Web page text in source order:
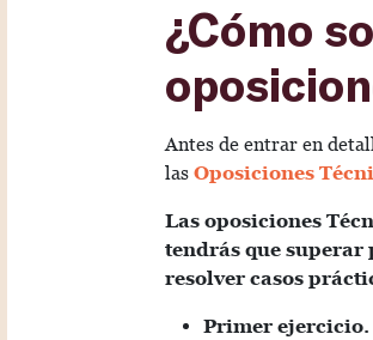
¿Cómo
Antes de entrar en
las Oposiciones
Las oposiciones
tendrás que superar
resolver casos
Primer ejercicio.